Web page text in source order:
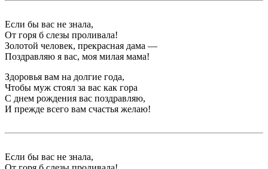
Если бы вас не знала,
От горя б слезы проливала!
Золотой человек, прекрасная дама —
Поздравляю я вас, моя милая мама!
Здоровья вам на долгие года,
Чтобы муж стоял за вас как гора
С днем рождения вас поздравляю,
И прежде всего вам счастья желаю!
Если бы вас не знала,